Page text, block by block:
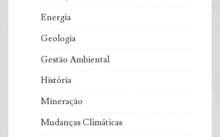
Energia
Geologia
Gestão Ambiental
História
Mineração
Mudanças Climáticas